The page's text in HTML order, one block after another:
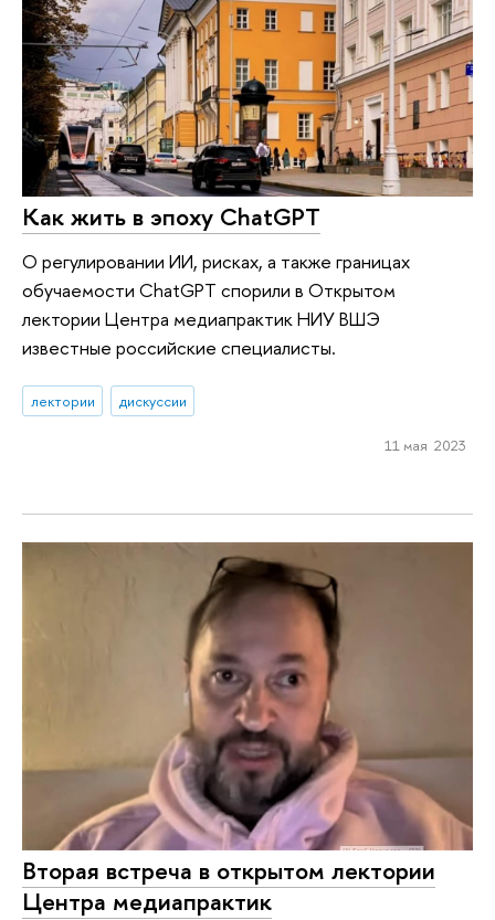
Как жить в эпоху ChatGPT
О регулировании ИИ, рисках, а также границах
обучаемости ChatGPT спорили в Открытом
лектории Центра медиапрактик НИУ ВШЭ
известные российские специалисты.
лектории дискуссии
11 мая 2023
Вторая встреча в открытом лектории
Центра медиапрактик